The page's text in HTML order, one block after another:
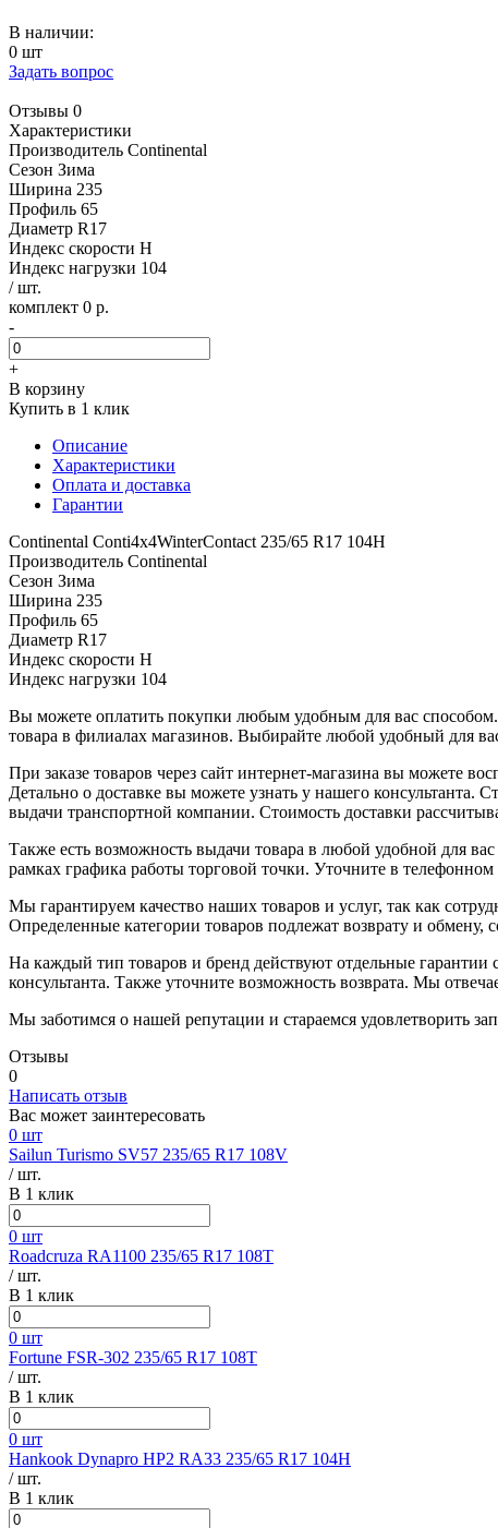
В наличии:
0 шт
Задать вопрос
Отзывы 0
Характеристики
Производитель Continental
Сезон Зима
Ширина 235
Профиль 65
Диаметр R17
Индекс скорости H
Индекс нагрузки 104
/ шт.
комплект 0 р.
-
+
В корзину
Купить в 1 клик
Описание
Характеристики
Оплата и доставка
Гарантии
Continental Conti4x4WinterContact 235/65 R17 104H
Производитель Continental
Сезон Зима
Ширина 235
Профиль 65
Диаметр R17
Индекс скорости H
Индекс нагрузки 104
Вы можете оплатить покупки любым удобным для вас
товара в филиалах магазинов. Выбирайте любой удобный для
При заказе товаров через сайт интернет-магазина вы можете
Детально о доставке вы можете узнать у нашего консультанта.
выдачи транспортной компании. Стоимость доставки
Также есть возможность выдачи товара в любой удобной для
рамках графика работы торговой точки. Уточните в
Мы гарантируем качество наших товаров и услуг, так как
Определенные категории товаров подлежат возврату и обмену,
На каждый тип товаров и бренд действуют отдельные
консультанта. Также уточните возможность возврата. Мы
Мы заботимся о нашей репутации и стараемся удовлетворить
Отзывы
0
Написать отзыв
Вас может заинтересовать
0 шт
Sailun Turismo SV57 235/65 R17 108V
/ шт.
В 1 клик
0 шт
Roadcruza RA1100 235/65 R17 108T
/ шт.
В 1 клик
0 шт
Fortune FSR-302 235/65 R17 108T
/ шт.
В 1 клик
0 шт
Hankook Dynapro HP2 RA33 235/65 R17 104H
/ шт.
В 1 клик